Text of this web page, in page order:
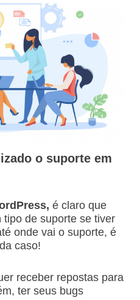
o suporte em
é claro que
de suporte se tiver
onde vai o suporte, é
caso!
receber repostas para
ter seus bugs